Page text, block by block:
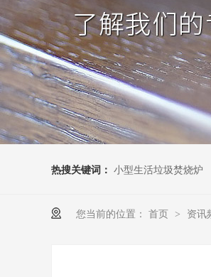
热搜关键词： 小型生活垃圾焚烧炉
您当前的位置： 首页 > 资讯